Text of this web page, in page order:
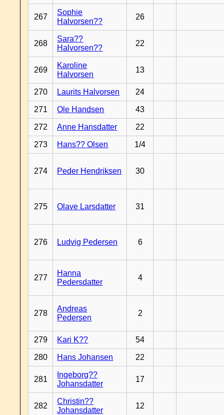
267
Sophie
Halvorsen??
26
268
Sara??
Halvorsen??
22
269
Karoline
Halvorsen
13
270 Laurits Halvorsen 24
271 Ole Handsen 43
272 Anne Hansdatter 22
273 Hans?? Olsen 1/4
274 Peder Hendriksen 30
275 Olave Larsdatter 31
276 Ludvig Pedersen 6
277
Hanna
Pedersdatter
4
278
Andreas
Pedersen
2
279 Kari K?? 54
280 Hans Johansen 22
281
Ingeborg??
Johansdatter
17
282
Christin??
Johansdatter
12